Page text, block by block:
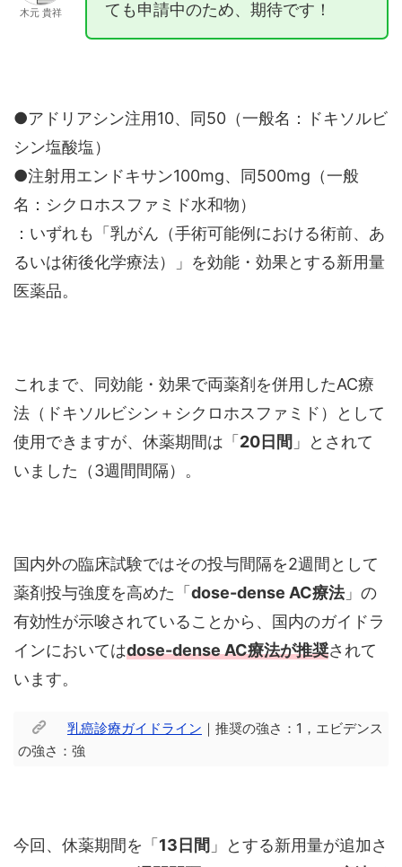
木元 貴祥 ても申請中のため、期待です！
●アドリアシン注用10、同50（一般名：ドキソルビ
シン塩酸塩）
●注射用エンドキサン100mg、同500mg（一般
名：シクロホスファミド水和物）
：いずれも「乳がん（手術可能例における術前、あ
るいは術後化学療法）」を効能・効果とする新用量
医薬品。
これまで、同効能・効果で両薬剤を併用したAC療
法（ドキソルビシン＋シクロホスファミド）として
使用できますが、休薬期間は「 20日間 」とされて
いました（3週間間隔）。
国内外の臨床試験ではその投与間隔を2週間として
薬剤投与強度を高めた「 dose-dense AC療法」の
有効性が示唆されていることから、国内のガイドラ
インにおいてはdose-dense AC療法が推奨されて
います。
乳癌診療ガイドライン ｜推奨の強さ：1，エビデンス
の強さ：強
今回、休薬期間を「 13日間 」とする新用量が追加さ